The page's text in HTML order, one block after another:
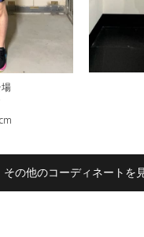
その他のコーディネートを